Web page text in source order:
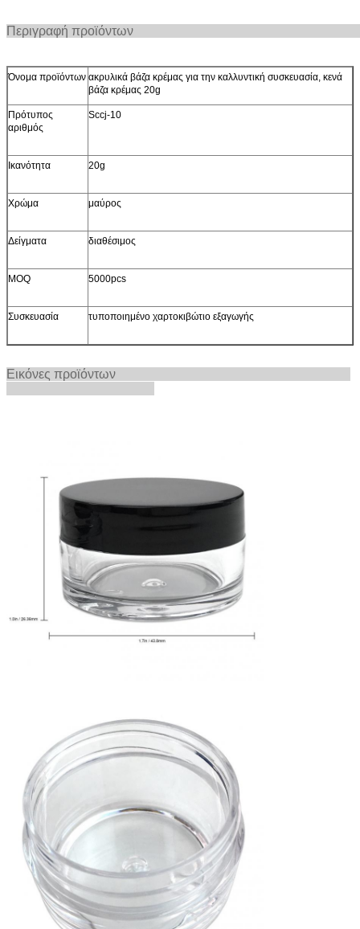
Περιγραφή
Όνομα προϊόντων ακρυλικά βάζα κρέμας για την καλλυντική συσκευασία, κενά
βάζα κρέμας 20g
Πρότυπος
αριθμός
Sccj-10
Ικανότητα 20g
Χρώμα μαύρος
Δείγματα διαθέσιμος
MOQ 5000pcs
Συσκευασία τυποποιημένο χαρτοκιβώτιο εξαγωγής
Εικόνες προϊόντων